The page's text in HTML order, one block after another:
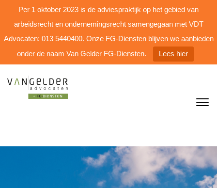
Per 1 oktober 2023 is de adviespraktijk op het gebied van
arbeidsrecht en ondernemingsrecht samengegaan met VDT
Advocaten: 013 5440400. Onze FG-Diensten blijven we aanbieden
onder de naam Van Gelder FG-Diensten.
Lees hier